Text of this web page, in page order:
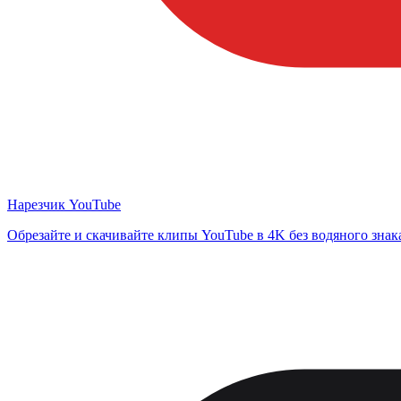
Нарезчик YouTube
Обрезайте и скачивайте клипы YouTube в 4K без водяного